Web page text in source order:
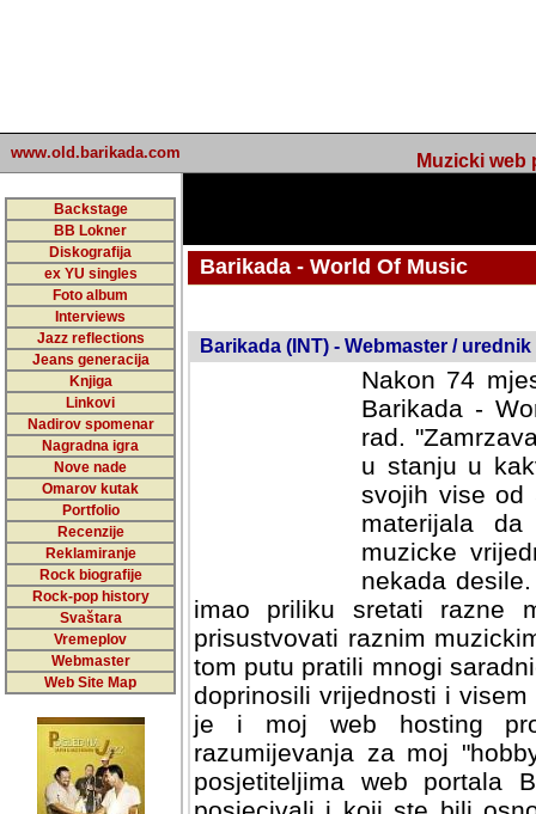
www.old.barikada.com Muzicki web
Backstage
BB Lokner
Diskografija
ex YU singles
Foto album
Interviews
Jazz reflections
Jeans generacija
Knjiga
Linkovi
Nadirov spomenar
Nagradna igra
Nove nade
Omarov kutak
Portfolio
Recenzije
Reklamiranje
Rock biografije
Rock-pop history
Svaštara
Vremeplov
Webmaster
Web Site Map
Barikada - World Of Music
Barikada (INT) - Webmaster / urednik
Nakon 74
Barikada -
rad.
u stanju u
svojih vise od
materijala
muzicke
nekada
imao priliku sretati razne
prisustvovati raznim
tom putu pratili mnogi
doprinosili vrijednosti i
je i moj web hosting
razumijevanja za moj
posjetiteljima web portala